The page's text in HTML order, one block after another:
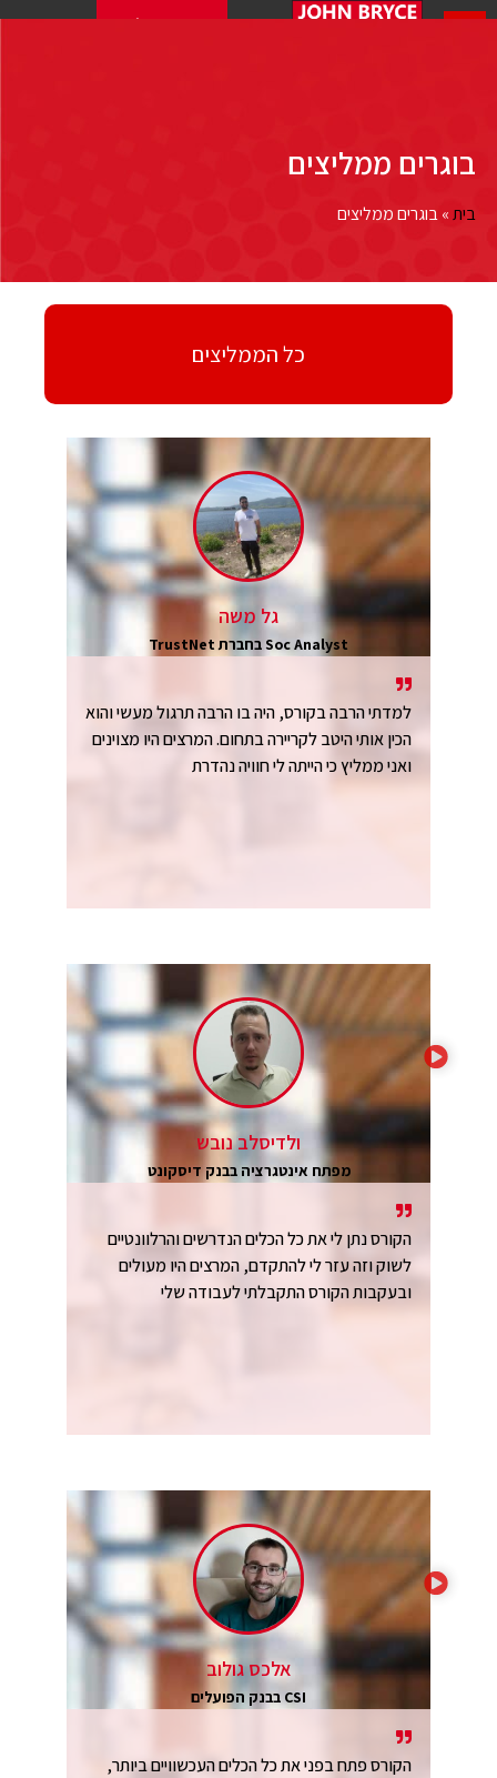
מבדק התאמה להייטק
בוגרים ממליצים
בית»בוגרים ממליצים
כל הממליצים
גל משה
Soc Analyst בחברת TrustNet
למדתי הרבה בקורס, היה בו הרבה תרגול מעשי והוא
הכין אותי היטב לקריירה בתחום. המרצים היו מצוינים
ואני ממליץ כי הייתה לי חוויה נהדרת
ולדיסלב נובש
מפתח אינטגרציה בבנק דיסקונט
הקורס נתן לי את כל הכלים הנדרשים והרלוונטיים
לשוק וזה עזר לי להתקדם, המרצים היו מעולים
ובעקבות הקורס התקבלתי לעבודה שלי
אלכס גולוב
CSI בבנק הפועלים
הקורס פתח בפני את כל הכלים העכשוויים ביותר,